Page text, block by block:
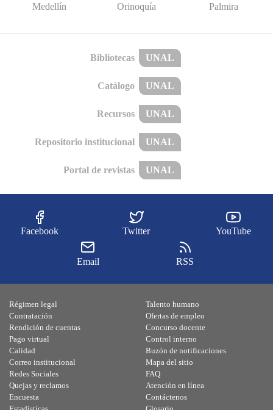
Medellín Orinoquía Palmira
Bibliotecas UNAL
Catálogo UNAL
Recursos UNAL
Repositorio institucional UNAL
Portal de revistas UNAL
Facebook Twitter YouTube
Email RSS
Régimen legal
Contratación
Rendición de cuentas
Pago virtual
Calidad
Talento humano
Ofertas de empleo
Concurso docente
Control interno
Buzón de notificaciones
Correo institucional
Redes Sociales
Quejas y reclamos
Encuesta
Mapa del sitio
FAQ
Atención en línea
Contáctenos